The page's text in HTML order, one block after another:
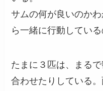
サムの何が良いのか
ら一緒に行動している
たまに３匹は、まる
合わせたりしている。